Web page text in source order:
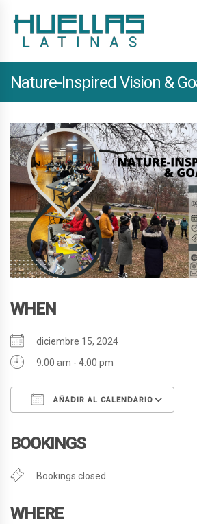
Nature-Inspired Vision &
WHEN
diciembre 15, 2024
9:00 am - 4:00 pm
AÑADIR AL CALENDARIO
BOOKINGS
Bookings closed
WHERE